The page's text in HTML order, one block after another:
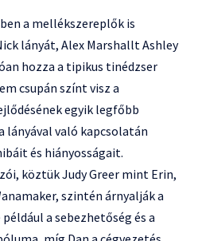
a mellékszereplők is
lányát, Alex Marshallt Ashley
hozza a tipikus tinédzser
csupán színt visz a
egyik legfőbb
lányával való kapcsolatán
és hiányosságait.
köztük Judy Greer mint Erin,
szintén árnyalják a
a sebezhetőség és a